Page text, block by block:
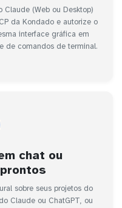
(Web ou Desktop)
da Kondado e autorize o
interface gráfica em
de comandos de terminal.
chat ou
sobre seus projetos do
Claude ou ChatGPT, ou